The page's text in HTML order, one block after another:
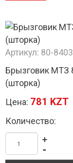
Артикул: 80-
Брызговик МТЗ
(шторка)
Цена: 781 KZT
Количество:
-
+